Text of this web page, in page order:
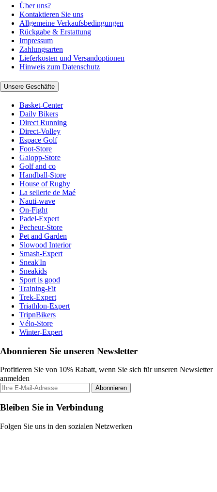
Über uns?
Kontaktieren Sie uns
Allgemeine Verkaufsbedingungen
Rückgabe & Erstattung
Impressum
Zahlungsarten
Lieferkosten und Versandoptionen
Hinweis zum Datenschutz
Unsere Geschäfte
Basket-Center
Daily Bikers
Direct Running
Direct-Volley
Espace Golf
Foot-Store
Galopp-Store
Golf and co
Handball-Store
House of Rugby
La sellerie de Maé
Nauti-wave
On-Fight
Padel-Expert
Pecheur-Store
Pet and Garden
Slowood Interior
Smash-Expert
Sneak'In
Sneakids
Sport is good
Training-Fit
Trek-Expert
Triathlon-Expert
TripnBikers
Vélo-Store
Winter-Expert
Abonnieren Sie unseren Newsletter
Profitieren Sie von 10% Rabatt, wenn Sie sich für unseren Newsletter
anmelden
Abonnieren
Bleiben Sie in Verbindung
Folgen Sie uns in den sozialen Netzwerken